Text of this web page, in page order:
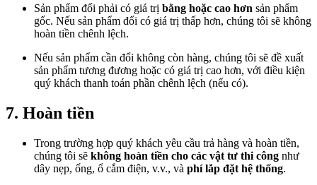
Sản phẩm đổi phải có giá trị bằng hoặc cao hơn sản phẩm
gốc. Nếu sản phẩm đổi có giá trị thấp hơn, chúng tôi sẽ không
hoàn tiền chênh lệch.
Nếu sản phẩm cần đổi không còn hàng, chúng tôi sẽ đề xuất
sản phẩm tương đương hoặc có giá trị cao hơn, với điều kiện
quý khách thanh toán phần chênh lệch (nếu có).
7. Hoàn tiền
Trong trường hợp quý khách yêu cầu trả hàng và hoàn tiền,
chúng tôi sẽ không hoàn tiền cho các vật tư thi công như
dây nẹp, ống, ổ cắm điện, v.v., và phí lắp đặt hệ thống.